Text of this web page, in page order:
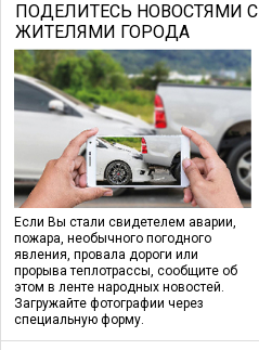
ПОДЕЛИТЕСЬ НОВОСТЯМИ С
ЖИТЕЛЯМИ ГОРОДА
Если Вы стали свидетелем аварии,
пожара, необычного погодного
явления, провала дороги или
прорыва теплотрассы, сообщите об
этом в ленте народных новостей.
Загружайте фотографии через
специальную форму.